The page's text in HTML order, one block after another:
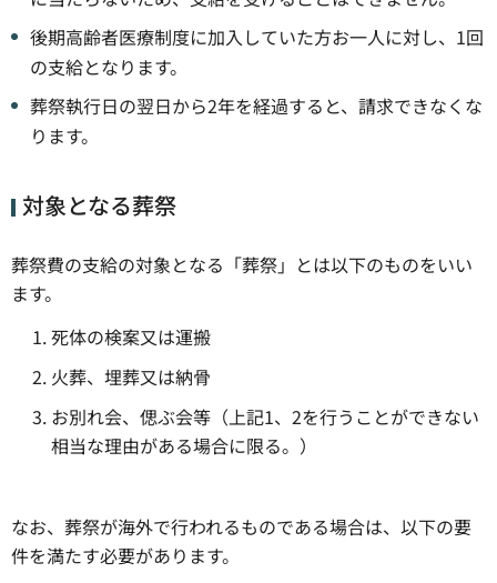
後期高齢者医療制度に加入していた方お一人に対し、1回
の支給となります。
葬祭執行日の翌日から2年を経過すると、請求できなくな
ります。
対象となる葬祭
葬祭費の支給の対象となる「葬祭」とは以下のものをいい
ます。
死体の検案又は運搬
火葬、埋葬又は納骨
お別れ会、偲ぶ会等（上記1、2を行うことができない
相当な理由がある場合に限る。）
なお、葬祭が海外で行われるものである場合は、以下の要
件を満たす必要があります。